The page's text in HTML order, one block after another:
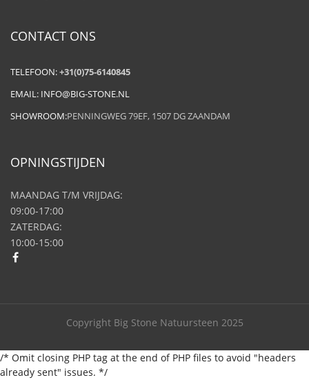
CONTACT ONS
TELEFOON:+31(0)75-6140845
EMAIL: INFO@BIG-STONE.NL
SHOWROOM:PENNINGWEG 79EF, 1507 DG ZAANDAM
OPNINGSTIJDEN
MAANDAG T/M VRIJDAG:
09:00-17:00
ZATERDAG:
10:00-15:00
Copyright Big Stone Natuursteen 2025
/* Omit closing PHP tag at the end of PHP files to avoid "headers
already sent" issues. */